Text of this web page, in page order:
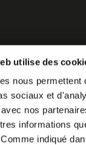
utilise des
nous
sociaux et
nos
informations
indiqué
movement
and belong
project, we will tell